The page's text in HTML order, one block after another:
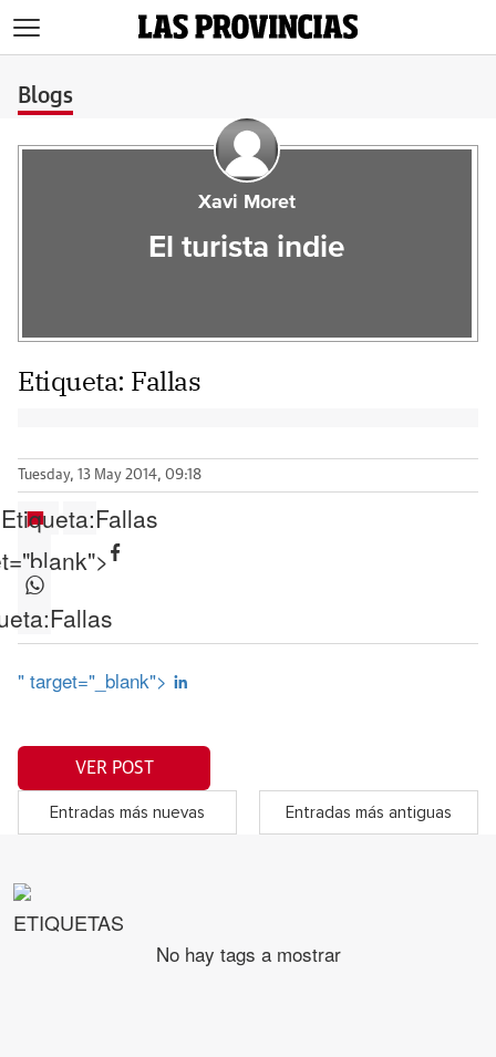
Blogs
Xavi Moret
El turista indie
Etiqueta: Fallas
Tuesday, 13 May 2014, 09:18
Etiqueta:Fallas
Fallas
" target="_blank">
VER POST
Entradas más nuevas Entradas más antiguas
ETIQUETAS
No hay tags a mostrar